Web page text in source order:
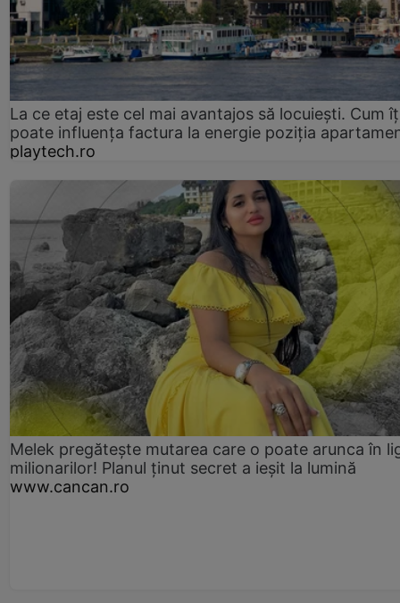
La ce etaj este cel mai avantajos să locuiești. Cum
poate influența factura la energie poziția
playtech.ro
Melek pregătește mutarea care o poate arunca în
milionarilor! Planul ținut secret a ieșit la lumină
www.cancan.ro